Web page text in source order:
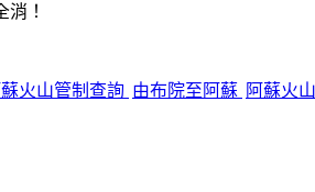
！
蘇火山管制查詢 由布院至阿蘇 阿蘇火